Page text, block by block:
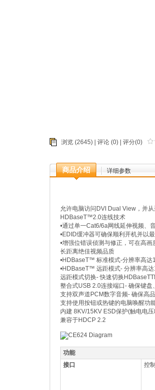
浏览 (2645) | 评论 (0) | 评分(0)
商品介绍 详细参数
允许电脑访问DVI Dual View，并
HDBaseT™2.0连线技术
•通过单一Cat6/6a网线延伸视频、
•EDID缓冲器可确保顺利开机并以
•增强位错误侦测与修正，可在高
长距离绝佳视频品质
•HDBaseT™ 标准模式-分辨率高
•HDBaseT™ 远距模式- 分辨率高
远距模式切换- 快速切换
整合式USB 2.0连接端口- 确保键
支持双声道PCM数字音频- 确保高
支持使用按钮或热键的电脑唤醒功
内建 8KV/15KV ESD保护(触电电
兼容于HDCP 2.2
功能
接口
控